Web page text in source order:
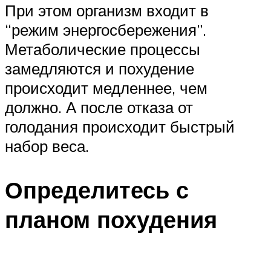
При этом организм входит в
“режим энергосбережения”.
Метаболические процессы
замедляются и похудение
происходит медленнее, чем
должно. А после отказа от
голодания происходит быстрый
набор веса.
Определитесь с
планом похудения